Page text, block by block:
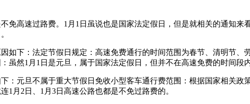
免高速过路费。1月1日虽说也是国家法定假日，但是就相关的通知
如下：法定节假日规定：高速免费通行的时间范围为春节、清明节
虽然1月1日是元旦，属于国家法定假日，但并不在高速免费的时间段内
：元旦不属于重大节假日免收小型客车通行费范围：根据国家相关
1月2日、1月3日高速公路也都是不免过路费的。